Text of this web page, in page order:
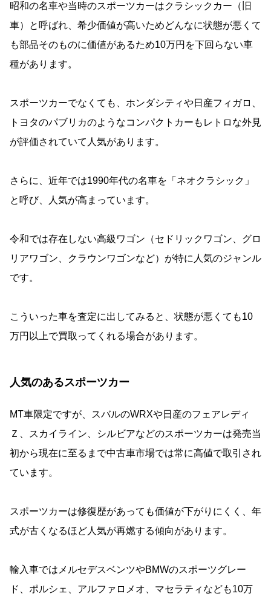
昭和の名車や当時のスポーツカーはクラシックカー（旧
車）と呼ばれ、希少価値が高いためどんなに状態が悪くて
も部品そのものに価値があるため10万円を下回らない車
種があります。
スポーツカーでなくても、ホンダシティや日産フィガロ、
トヨタのパブリカのようなコンパクトカーもレトロな外見
が評価されていて人気があります。
さらに、近年では1990年代の名車を「ネオクラシック」
と呼び、人気が高まっています。
令和では存在しない高級ワゴン（セドリックワゴン、グロ
リアワゴン、クラウンワゴンなど）が特に人気のジャンル
です。
こういった車を査定に出してみると、状態が悪くても10
万円以上で買取ってくれる場合があります。
人気のあるスポーツカー
MT車限定ですが、スバルのWRXや日産のフェアレディ
Ｚ、スカイライン、シルビアなどのスポーツカーは発売当
初から現在に至るまで中古車市場では常に高値で取引され
ています。
スポーツカーは修復歴があっても価値が下がりにくく、年
式が古くなるほど人気が再燃する傾向があります。
輸入車ではメルセデスベンツやBMWのスポーツグレー
ド、ポルシェ、アルファロメオ、マセラティなども10万